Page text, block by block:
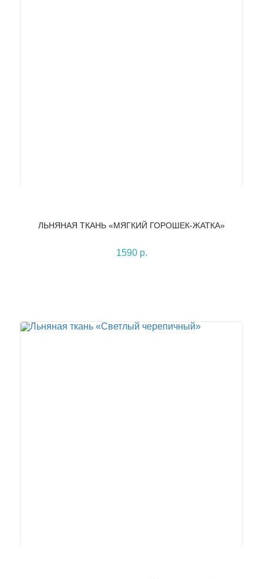
ЛЬНЯНАЯ ТКАНЬ «МЯГКИЙ ГОРОШЕК-ЖАТКА»
1590 р.